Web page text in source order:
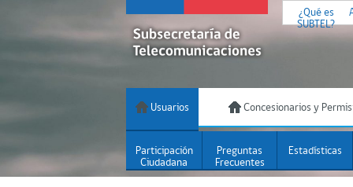
¿Qué es
SUBTEL?
Usuarios Concesionarios y
Participación
Ciudadana
Preguntas
Frecuentes
Estadísticas